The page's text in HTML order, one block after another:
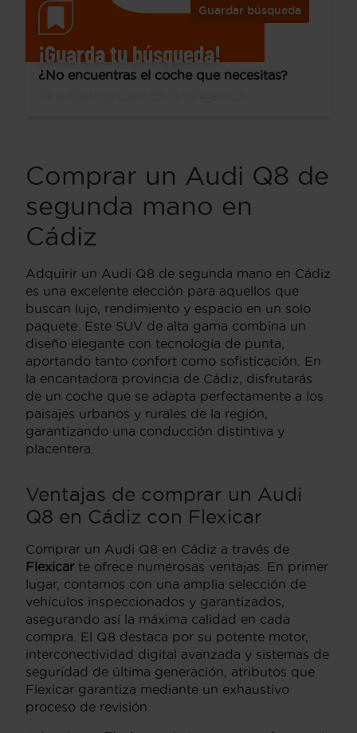
Guardar búsqueda
¡Guarda tu búsqueda!
¿No encuentras el coche que necesitas?
Comprar un Audi Q8 de
segunda mano en
Cádiz
Adquirir un Audi Q8 de segunda mano en Cádiz
es una excelente elección para aquellos que
buscan lujo, rendimiento y espacio en un solo
paquete. Este SUV de alta gama combina un
diseño elegante con tecnología de punta,
aportando tanto confort como sofisticación. En
la encantadora provincia de Cádiz, disfrutarás
de un coche que se adapta perfectamente a los
paisajes urbanos y rurales de la región,
garantizando una conducción distintiva y
placentera.
Ventajas de comprar un Audi
Q8 en Cádiz con Flexicar
Comprar un Audi Q8 en Cádiz a través de
Flexicarte ofrece numerosas ventajas. En primer
lugar, contamos con una amplia selección de
vehículos inspeccionados y garantizados,
asegurando así la máxima calidad en cada
compra. El Q8 destaca por su potente motor,
interconectividad digital avanzada y sistemas de
seguridad de última generación, atributos que
Flexicar garantiza mediante un exhaustivo
proceso de revisión.